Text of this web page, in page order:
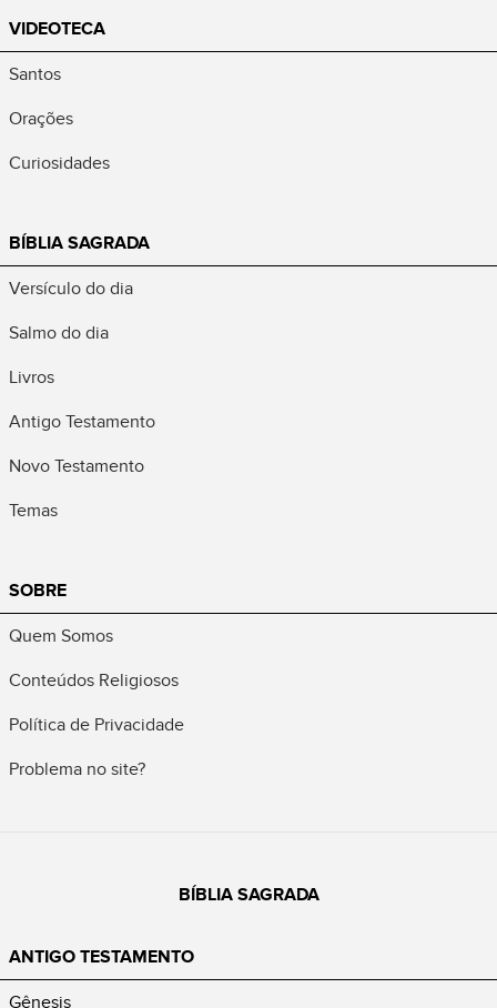
VIDEOTECA
Santos
Orações
Curiosidades
BÍBLIA SAGRADA
Versículo do dia
Salmo do dia
Livros
Antigo Testamento
Novo Testamento
Temas
SOBRE
Quem Somos
Conteúdos Religiosos
Política de Privacidade
Problema no site?
BÍBLIA SAGRADA
ANTIGO TESTAMENTO
Gênesis